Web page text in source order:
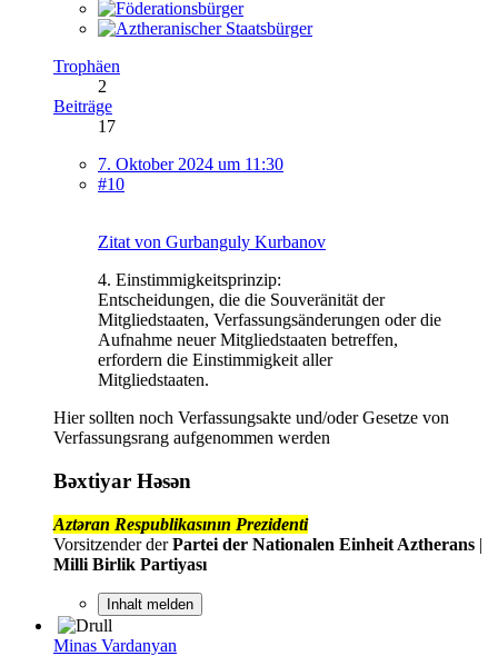
Trophäen
2
Beiträge
17
7. Oktober 2024 um 11:30
#10
Zitat von Gurbanguly Kurbanov
4. Einstimmigkeitsprinzip:
Entscheidungen, die die Souveränität der
Mitgliedstaaten, Verfassungsänderungen oder die
Aufnahme neuer Mitgliedstaaten betreffen,
erfordern die Einstimmigkeit aller
Mitgliedstaaten.
Hier sollten noch Verfassungsakte und/oder Gesetze von
Verfassungsrang aufgenommen werden
Bəxtiyar Həsən
Aztəran Respublikasının Prezidenti
Vorsitzender derPartei der Nationalen Einheit Aztherans |
Milli Birlik Partiyası
Inhalt melden
Minas Vardanyan